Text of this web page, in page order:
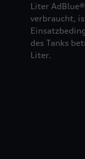
Liter
verbraucht,
des Tanks
Liter.